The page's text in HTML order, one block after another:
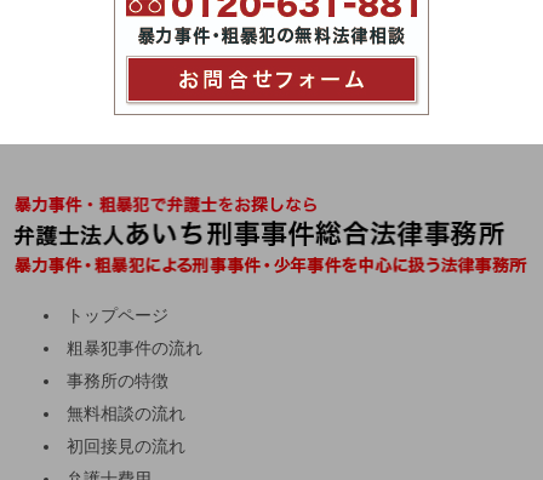
トップページ
粗暴犯事件の流れ
事務所の特徴
無料相談の流れ
初回接見の流れ